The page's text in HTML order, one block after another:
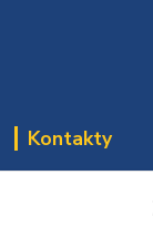
Kontakty